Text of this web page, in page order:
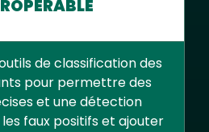
de classification des
pour permettre des
et une détection
faux positifs et ajouter